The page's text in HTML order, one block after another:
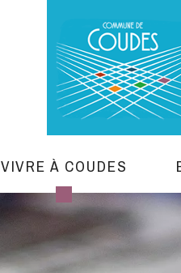
VIVRE À COUDES